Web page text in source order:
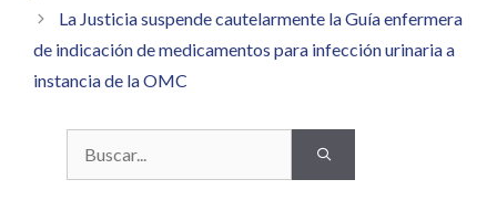
La Justicia suspende cautelarmente la Guía enfermera
de indicación de medicamentos para infección urinaria a
instancia de la OMC